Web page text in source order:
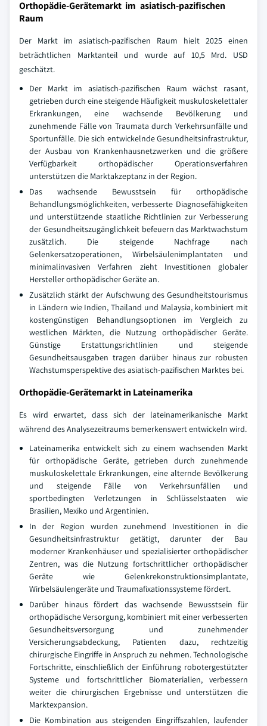
Orthopädie-Gerätemarkt im asiatisch-pazifischen
Raum
Der Markt im asiatisch-pazifischen Raum hielt 2025 einen
beträchtlichen Marktanteil und wurde auf 10,5 Mrd. USD
geschätzt.
Der Markt im asiatisch-pazifischen Raum wächst rasant,
getrieben durch eine steigende Häufigkeit muskuloskelettaler
Erkrankungen, eine wachsende Bevölkerung und
zunehmende Fälle von Traumata durch Verkehrsunfälle und
Sportunfälle. Die sich entwickelnde Gesundheitsinfrastruktur,
der Ausbau von Krankenhausnetzwerken und die größere
Verfügbarkeit orthopädischer Operationsverfahren
unterstützen die Marktakzeptanz in der Region.
Das wachsende Bewusstsein für orthopädische
Behandlungsmöglichkeiten, verbesserte Diagnosefähigkeiten
und unterstützende staatliche Richtlinien zur Verbesserung
der Gesundheitszugänglichkeit befeuern das Marktwachstum
zusätzlich. Die steigende Nachfrage nach
Gelenkersatzoperationen, Wirbelsäulenimplantaten und
minimalinvasiven Verfahren zieht Investitionen globaler
Hersteller orthopädischer Geräte an.
Zusätzlich stärkt der Aufschwung des Gesundheitstourismus
in Ländern wie Indien, Thailand und Malaysia, kombiniert mit
kostengünstigen Behandlungsoptionen im Vergleich zu
westlichen Märkten, die Nutzung orthopädischer Geräte.
Günstige Erstattungsrichtlinien und steigende
Gesundheitsausgaben tragen darüber hinaus zur robusten
Wachstumsperspektive des asiatisch-pazifischen Marktes bei.
Orthopädie-Gerätemarkt in Lateinamerika
Es wird erwartet, dass sich der lateinamerikanische Markt
während des Analysezeitraums bemerkenswert entwickeln wird.
Lateinamerika entwickelt sich zu einem wachsenden Markt
für orthopädische Geräte, getrieben durch zunehmende
muskuloskelettale Erkrankungen, eine alternde Bevölkerung
und steigende Fälle von Verkehrsunfällen und
sportbedingten Verletzungen in Schlüsselstaaten wie
Brasilien, Mexiko und Argentinien.
In der Region wurden zunehmend Investitionen in die
Gesundheitsinfrastruktur getätigt, darunter der Bau
moderner Krankenhäuser und spezialisierter orthopädischer
Zentren, was die Nutzung fortschrittlicher orthopädischer
Geräte wie Gelenkrekonstruktionsimplantate,
Wirbelsäulengeräte und Traumafixationssysteme fördert.
Darüber hinaus fördert das wachsende Bewusstsein für
orthopädische Versorgung, kombiniert mit einer verbesserten
Gesundheitsversorgung und zunehmender
Versicherungsabdeckung, Patienten dazu, rechtzeitig
chirurgische Eingriffe in Anspruch zu nehmen. Technologische
Fortschritte, einschließlich der Einführung robotergestützter
Systeme und fortschrittlicher Biomaterialien, verbessern
weiter die chirurgischen Ergebnisse und unterstützen die
Marktexpansion.
Die Kombination aus steigenden Eingriffszahlen, laufender